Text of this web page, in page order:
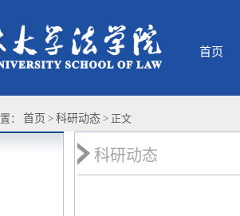
首页
： 首页 > 科研动态 > 正文
科研动态